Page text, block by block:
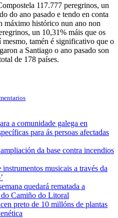
117.777 peregrinos, un
do ano pasado e tendo en conta
máximo histórico nun ano non
un 10,31% máis que os
tamén é significativo que o
a Santiago o ano pasado son
de 178 países.
a comunidade galega en
para ás persoas afectadas
da base contra incendios
musicais a través da
quedará rematada a
do Camiño do Litoral
preto de 10 millóns de plantas